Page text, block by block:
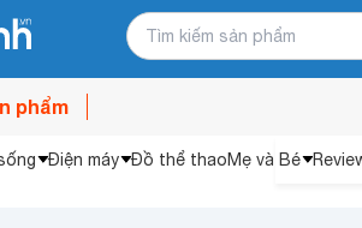
phẩm
Điện máy Đồ thể thaoMẹ và Bé